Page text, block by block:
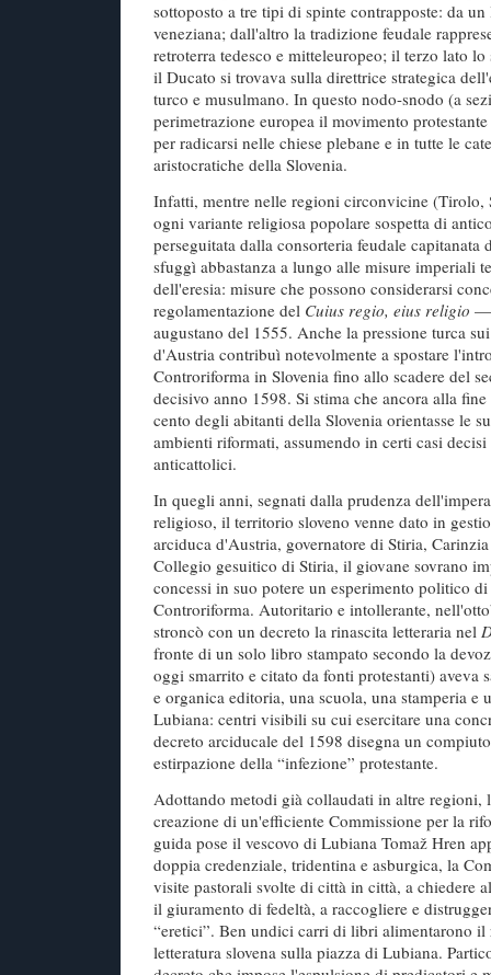
sottoposto a tre tipi di spinte contrapposte: da
veneziana; dall'altro la tradizione feudale
retroterra tedesco e mitteleuropeo; il terzo lato
il Ducato si trovava sulla direttrice strategica
turco e musulmano. In questo nodo-snodo (a
perimetrazione europea il movimento
per radicarsi nelle chiese plebane e in tutte le
aristocratiche della Slovenia.
Infatti, mentre nelle regioni circonvicine (Tirolo,
ogni variante religiosa popolare sospetta di
perseguitata dalla consorteria feudale capitanata
sfuggì abbastanza a lungo alle misure imperiali
dell'eresia: misure che possono considerarsi
regolamentazione del Cuius regio, eius religio —
augustano del 1555. Anche la pressione turca
d'Austria contribuì notevolmente a spostare
Controriforma in Slovenia fino allo scadere del
decisivo anno 1598. Si stima che ancora alla
cento degli abitanti della Slovenia orientasse le
ambienti riformati, assumendo in certi casi
anticattolici.
In quegli anni, segnati dalla prudenza
religioso, il territorio sloveno venne dato in
arciduca d'Austria, governatore di Stiria,
Collegio gesuitico di Stiria, il giovane sovrano
concessi in suo potere un esperimento politico
Controriforma. Autoritario e intollerante,
stroncò con un decreto la rinascita letteraria nel
fronte di un solo libro stampato secondo la
oggi smarrito e citato da fonti protestanti) aveva
e organica editoria, una scuola, una stamperia e
Lubiana: centri visibili su cui esercitare una
decreto arciducale del 1598 disegna un
estirpazione della “infezione” protestante.
Adottando metodi già collaudati in altre regioni,
creazione di un'efficiente Commissione per la
guida pose il vescovo di Lubiana Tomaž Hren
doppia credenziale, tridentina e asburgica, la
visite pastorali svolte di città in città, a chiedere
il giuramento di fedeltà, a raccogliere e
“eretici”. Ben undici carri di libri alimentarono
letteratura slovena sulla piazza di Lubiana.